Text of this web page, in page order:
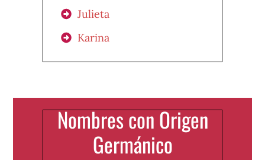
Julieta
Karina
Nombres con Origen
Germánico